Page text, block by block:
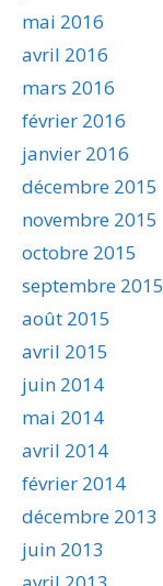
mai 2016
avril 2016
mars 2016
février 2016
janvier 2016
décembre 2015
novembre 2015
octobre 2015
septembre 2015
août 2015
avril 2015
juin 2014
mai 2014
avril 2014
février 2014
décembre 2013
juin 2013